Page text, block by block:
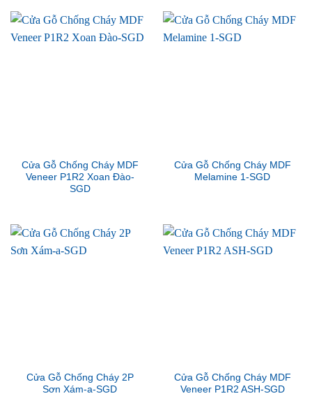
Cửa Gỗ Chống Cháy MDF
Veneer P1R2 Xoan Đào-
SGD
Cửa Gỗ Chống Cháy MDF
Melamine 1-SGD
Cửa Gỗ Chống Cháy 2P
Sơn Xám-a-SGD
Cửa Gỗ Chống Cháy MDF
Veneer P1R2 ASH-SGD